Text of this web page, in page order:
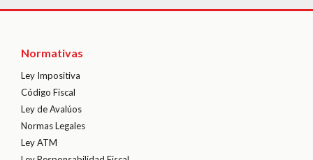
Normativas
Ley Impositiva
Código Fiscal
Ley de Avalúos
Normas Legales
Ley ATM